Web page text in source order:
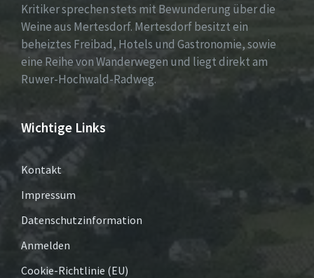
Kritiker sprechen stets mit Bewunderung über die
Weine aus Mertesdorf. Mertesdorf besitzt ein
beheiztes Freibad, Hotels und Gastronomie, sowie
eine Reihe von Wanderwegen und liegt direkt am
Ruwer-Hochwald-Radweg.
Wichtige Links
Kontakt
Impressum
Datenschutzinformation
Anmelden
Cookie-Richtlinie (EU)